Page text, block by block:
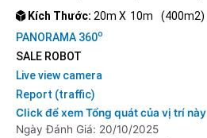
Kích Thước: 20m X 10m
(400m2)
PANORAMA 360o
SALE ROBOT
Live view camera
Report (traffic)
Click để xem Tổng quát của vị trí này
Ngày Đánh Giá: 20/10/2025